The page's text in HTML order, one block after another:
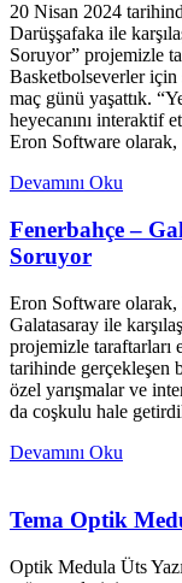
20 Nisan 2024
Darüşşafaka ile
Soruyor” projemizle
Basketbolseverler
maç günü yaşattık.
heyecanını interaktif
Eron Software olarak,
Devamını Oku
Fenerbahçe –
Soruyor
Eron Software olarak,
Galatasaray ile
projemizle taraftarları
tarihinde gerçekleşen
özel yarışmalar ve
da coşkulu hale
Devamını Oku
Tema Optik
Optik Medula Üts